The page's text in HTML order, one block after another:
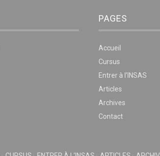
PAGES
Accueil
Cursus
Entrer à l’INSAS
Articles
Archives
Contact